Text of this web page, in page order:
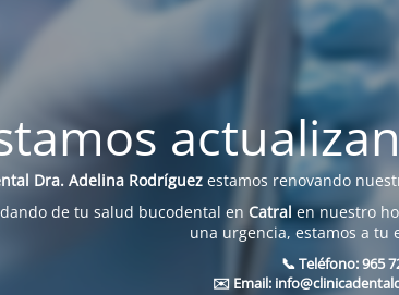
Dra. Adelina Rodríguez estamos renovando
de tu salud bucodental en Catralen nuestro
una urgencia, estamos a tu
📞 Teléfono:965
✉️ Email: